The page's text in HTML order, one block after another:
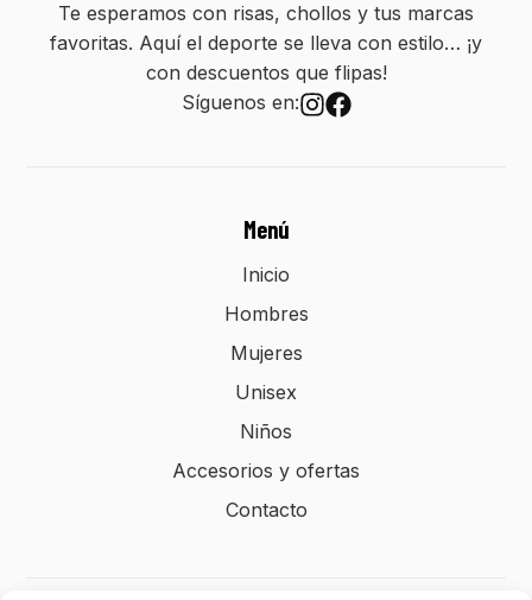
Te esperamos con risas, chollos y tus marcas
favoritas. Aquí el deporte se lleva con estilo… ¡y
con descuentos que flipas!
Síguenos en:
Menú
Inicio
Hombres
Mujeres
Unisex
Niños
Accesorios y ofertas
Contacto